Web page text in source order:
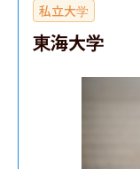
私立大学
東海大学